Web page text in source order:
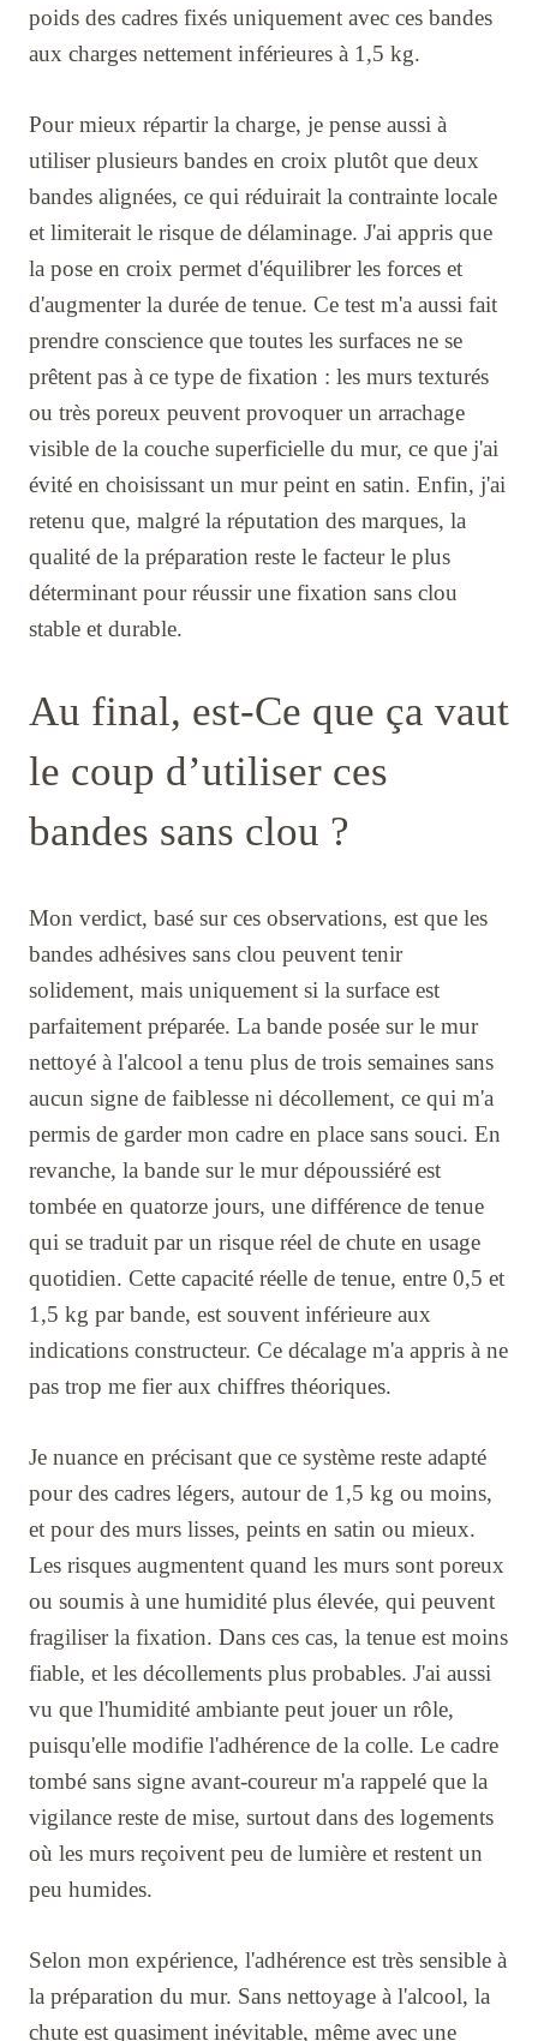
poids des cadres fixés uniquement avec ces bandes
aux charges nettement inférieures à 1,5 kg.
Pour mieux répartir la charge, je pense aussi à
utiliser plusieurs bandes en croix plutôt que deux
bandes alignées, ce qui réduirait la contrainte locale
et limiterait le risque de délaminage. J'ai appris que
la pose en croix permet d'équilibrer les forces et
d'augmenter la durée de tenue. Ce test m'a aussi fait
prendre conscience que toutes les surfaces ne se
prêtent pas à ce type de fixation : les murs texturés
ou très poreux peuvent provoquer un arrachage
visible de la couche superficielle du mur, ce que j'ai
évité en choisissant un mur peint en satin. Enfin, j'ai
retenu que, malgré la réputation des marques, la
qualité de la préparation reste le facteur le plus
déterminant pour réussir une fixation sans clou
stable et durable.
Au final, est-Ce que ça vaut
le coup d’utiliser ces
bandes sans clou ?
Mon verdict, basé sur ces observations, est que les
bandes adhésives sans clou peuvent tenir
solidement, mais uniquement si la surface est
parfaitement préparée. La bande posée sur le mur
nettoyé à l'alcool a tenu plus de trois semaines sans
aucun signe de faiblesse ni décollement, ce qui m'a
permis de garder mon cadre en place sans souci. En
revanche, la bande sur le mur dépoussiéré est
tombée en quatorze jours, une différence de tenue
qui se traduit par un risque réel de chute en usage
quotidien. Cette capacité réelle de tenue, entre 0,5 et
1,5 kg par bande, est souvent inférieure aux
indications constructeur. Ce décalage m'a appris à ne
pas trop me fier aux chiffres théoriques.
Je nuance en précisant que ce système reste adapté
pour des cadres légers, autour de 1,5 kg ou moins,
et pour des murs lisses, peints en satin ou mieux.
Les risques augmentent quand les murs sont poreux
ou soumis à une humidité plus élevée, qui peuvent
fragiliser la fixation. Dans ces cas, la tenue est moins
fiable, et les décollements plus probables. J'ai aussi
vu que l'humidité ambiante peut jouer un rôle,
puisqu'elle modifie l'adhérence de la colle. Le cadre
tombé sans signe avant-coureur m'a rappelé que la
vigilance reste de mise, surtout dans des logements
où les murs reçoivent peu de lumière et restent un
peu humides.
Selon mon expérience, l'adhérence est très sensible à
la préparation du mur. Sans nettoyage à l'alcool, la
chute est quasiment inévitable, même avec une